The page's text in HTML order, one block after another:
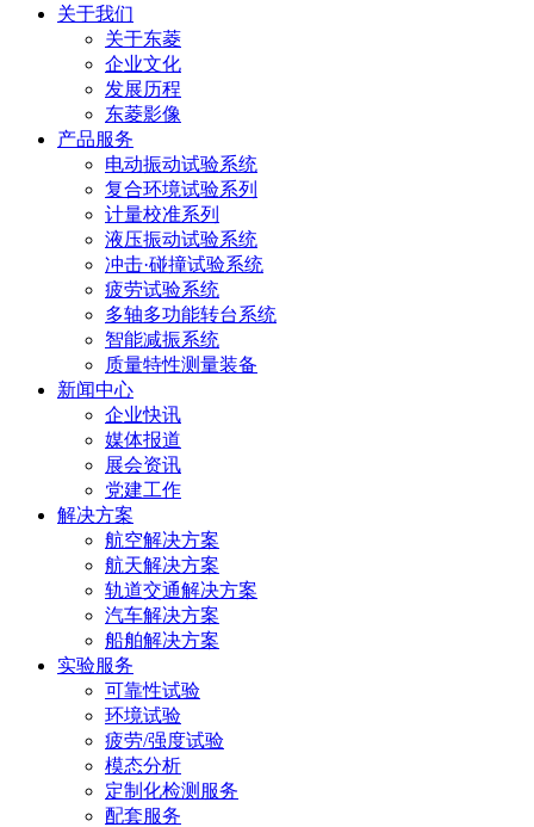
关于我们
关于东菱
企业文化
发展历程
东菱影像
产品服务
电动振动试验系统
复合环境试验系列
计量校准系列
液压振动试验系统
冲击·碰撞试验系统
疲劳试验系统
多轴多功能转台系统
智能减振系统
质量特性测量装备
新闻中心
企业快讯
媒体报道
展会资讯
党建工作
解决方案
航空解决方案
航天解决方案
轨道交通解决方案
汽车解决方案
船舶解决方案
实验服务
可靠性试验
环境试验
疲劳/强度试验
模态分析
定制化检测服务
配套服务